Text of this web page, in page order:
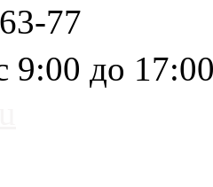
77
9:00 до